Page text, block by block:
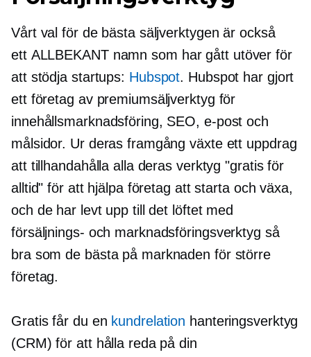
Vårt val för de bästa säljverktygen är också
ett ALLBEKANTnamn som har gått utöver för
att stödja startups: Hubspot. Hubspot har gjort
ett företag av premiumsäljverktyg för
innehållsmarknadsföring, SEO, e-post och
målsidor. Ur deras framgång växte ett uppdrag
att tillhandahålla alla deras verktyg "gratis för
alltid" för att hjälpa företag att starta och växa,
och de har levt upp till det löftet med
försäljnings- och marknadsföringsverktyg så
bra som de bästa på marknaden för större
företag.
Gratis får du en kundrelation hanteringsverktyg
(CRM) för att hålla reda på din